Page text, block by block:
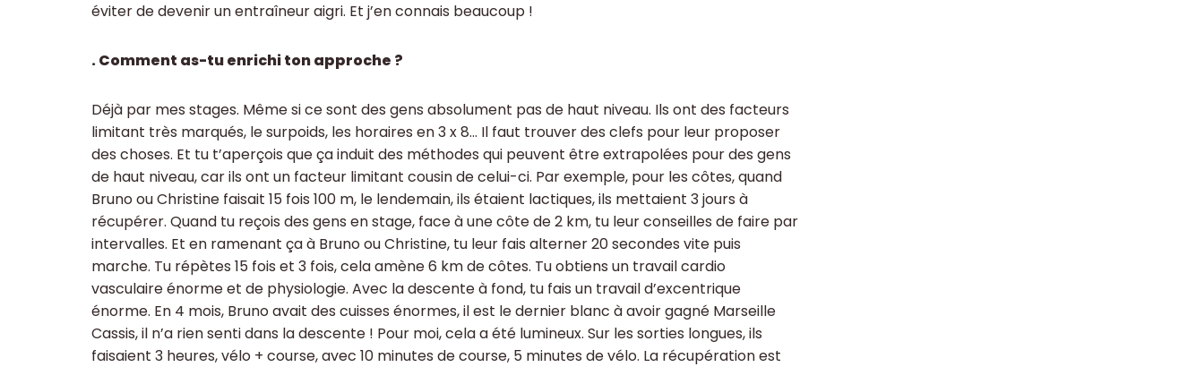
éviter de devenir un entraîneur aigri. Et j’en connais beaucoup !
. Comment as-tu enrichi ton approche ?
Déjà par mes stages. Même si ce sont des gens absolument pas de haut niveau. Ils ont des facteurs
limitant très marqués, le surpoids, les horaires en 3 x 8… Il faut trouver des clefs pour leur proposer
des choses. Et tu t’aperçois que ça induit des méthodes qui peuvent être extrapolées pour des gens
de haut niveau, car ils ont un facteur limitant cousin de celui-ci. Par exemple, pour les côtes, quand
Bruno ou Christine faisait 15 fois 100 m, le lendemain, ils étaient lactiques, ils mettaient 3 jours à
récupérer. Quand tu reçois des gens en stage, face à une côte de 2 km, tu leur conseilles de faire par
intervalles. Et en ramenant ça à Bruno ou Christine, tu leur fais alterner 20 secondes vite puis
marche. Tu répètes 15 fois et 3 fois, cela amène 6 km de côtes. Tu obtiens un travail cardio
vasculaire énorme et de physiologie. Avec la descente à fond, tu fais un travail d’excentrique
énorme. En 4 mois, Bruno avait des cuisses énormes, il est le dernier blanc à avoir gagné Marseille
Cassis, il n’a rien senti dans la descente ! Pour moi, cela a été lumineux. Sur les sorties longues, ils
faisaient 3 heures, vélo + course, avec 10 minutes de course, 5 minutes de vélo. La récupération est